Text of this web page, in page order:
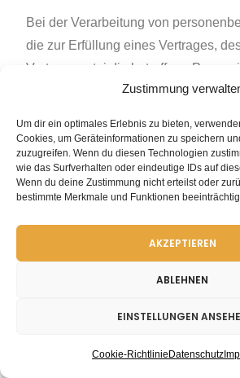
Zustimmung
Um dir ein optimales Erlebnis zu bieten,
Cookies, um Geräteinformationen zu speichern
zuzugreifen. Wenn du diesen Technologien
wie das Surfverhalten oder eindeutige IDs auf
Wenn du deine Zustimmung nicht erteilst oder
bestimmte Merkmale und Funktionen
AKZEPTIEREN
ABLEHNEN
EINSTELLUNGEN
Cookie-Richtlinie Datenschutz
Bei der Verarbeitung von
die zur Erfüllung eines Vertrages,
Vertragspartei die betroffene Person
sind, dient Artikel 6 Absatz 1 lit. b
Verarbeitungsvorgänge, die zur
vorvertraglicher Maßnahmen
Soweit eine Verarbeitung
zur Erfüllung einer rechtlichen
dient Artikel 6 Absatz 1 lit. c DSGVO